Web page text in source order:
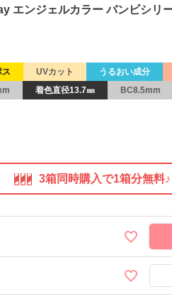
エンジェルカラー バンビシリ
ス UVカット うるおい成分
着色直径13.7㎜ BC8.5mm
3箱同時購入で1箱分無料♪